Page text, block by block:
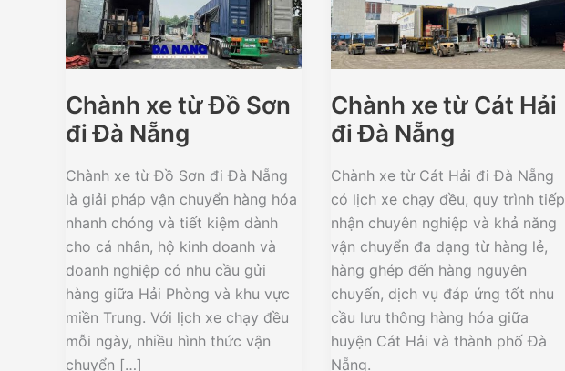
Chành xe từ Đồ Sơn
đi Đà Nẵng
Chành xe từ Đồ Sơn đi Đà Nẵng
là giải pháp vận chuyển hàng hóa
nhanh chóng và tiết kiệm dành
cho cá nhân, hộ kinh doanh và
doanh nghiệp có nhu cầu gửi
hàng giữa Hải Phòng và khu vực
miền Trung. Với lịch xe chạy đều
mỗi ngày, nhiều hình thức vận
chuyển […]
Chành xe từ Cát Hải
đi Đà Nẵng
Chành xe từ Cát Hải đi Đà Nẵng
có lịch xe chạy đều, quy trình tiếp
nhận chuyên nghiệp và khả năng
vận chuyển đa dạng từ hàng lẻ,
hàng ghép đến hàng nguyên
chuyến, dịch vụ đáp ứng tốt nhu
cầu lưu thông hàng hóa giữa
huyện Cát Hải và thành phố Đà
Nẵng.